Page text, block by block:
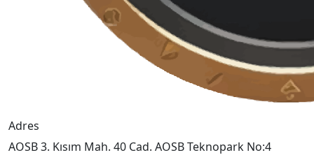
Adres
AOSB 3. Kısım Mah. 40 Cad. AOSB Teknopark No:4